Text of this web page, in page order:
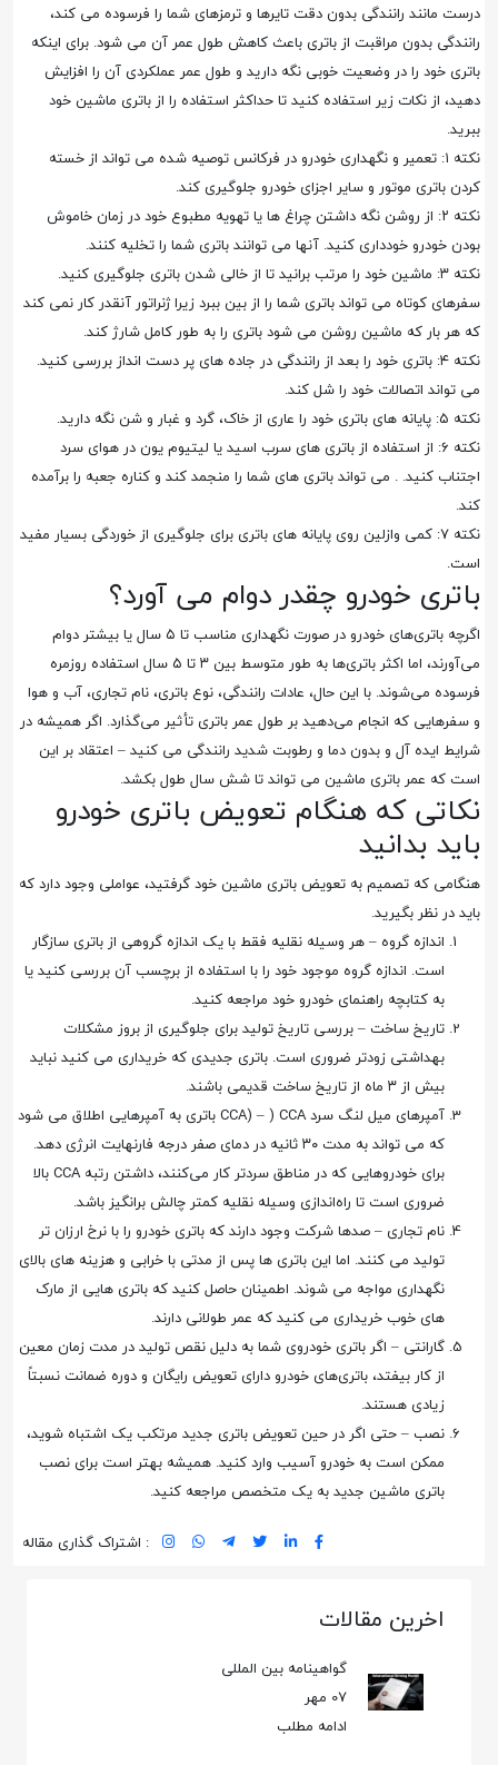
درست مانند رانندگی بدون دقت تایرها و ترمزهای شما را فرسوده می کند،
رانندگی بدون مراقبت از باتری باعث کاهش طول عمر آن می شود. برای اینکه
باتری خود را در وضعیت خوبی نگه دارید و طول عمر عملکردی آن را افزایش
دهید، از نکات زیر استفاده کنید تا حداکثر استفاده را از باتری ماشین خود
ببرید.
نکته ۱: تعمیر و نگهداری خودرو در فرکانس توصیه شده می تواند از خسته
کردن باتری موتور و سایر اجزای خودرو جلوگیری کند.
نکته ۲: از روشن نگه داشتن چراغ ها یا تهویه مطبوع خود در زمان خاموش
بودن خودرو خودداری کنید. آنها می توانند باتری شما را تخلیه کنند.
نکته ۳: ماشین خود را مرتب برانید تا از خالی شدن باتری جلوگیری کنید.
سفرهای کوتاه می تواند باتری شما را از بین ببرد زیرا ژنراتور آنقدر کار نمی کند
که هر بار که ماشین روشن می شود باتری را به طور کامل شارژ کند.
نکته ۴: باتری خود را بعد از رانندگی در جاده های پر دست انداز بررسی کنید.
می تواند اتصالات خود را شل کند.
نکته ۵: پایانه های باتری خود را عاری از خاک، گرد و غبار و شن نگه دارید.
نکته ۶: از استفاده از باتری های سرب اسید یا لیتیوم یون در هوای سرد
اجتناب کنید. . می تواند باتری های شما را منجمد کند و کناره جعبه را برآمده
کند.
نکته ۷: کمی وازلین روی پایانه های باتری برای جلوگیری از خوردگی بسیار مفید
است.
باتری خودرو چقدر دوام می آورد؟
اگرچه باتری‌های خودرو در صورت نگهداری مناسب تا ۵ سال یا بیشتر دوام
می‌آورند، اما اکثر باتری‌ها به طور متوسط بین ۳ تا ۵ سال استفاده روزمره
فرسوده می‌شوند. با این حال، عادات رانندگی، نوع باتری، نام تجاری، آب و هوا
و سفرهایی که انجام می‌دهید بر طول عمر باتری تأثیر می‌گذارد. اگر همیشه در
شرایط ایده آل و بدون دما و رطوبت شدید رانندگی می کنید – اعتقاد بر این
است که عمر باتری ماشین می تواند تا شش سال طول بکشد.
نکاتی که هنگام تعویض باتری خودرو
باید بدانید
هنگامی که تصمیم به تعویض باتری ماشین خود گرفتید، عواملی وجود دارد که
باید در نظر بگیرید.
اندازه گروه – هر وسیله نقلیه فقط با یک اندازه گروهی از باتری سازگار
است. اندازه گروه موجود خود را با استفاده از برچسب آن بررسی کنید یا
به کتابچه راهنمای خودرو خود مراجعه کنید.
تاریخ ساخت – بررسی تاریخ تولید برای جلوگیری از بروز مشکلات
بهداشتی زودتر ضروری است. باتری جدیدی که خریداری می کنید نباید
بیش از ۳ ماه از تاریخ ساخت قدیمی باشند.
آمپرهای میل لنگ سرد CCA) – ) CCA باتری به آمپرهایی اطلاق می شود
که می تواند به مدت ۳۰ ثانیه در دمای صفر درجه فارنهایت انرژی دهد.
برای خودروهایی که در مناطق سردتر کار می‌کنند، داشتن رتبه CCA بالا
ضروری است تا راه‌اندازی وسیله نقلیه کمتر چالش برانگیز باشد.
نام تجاری – صدها شرکت وجود دارند که باتری خودرو را با نرخ ارزان تر
تولید می کنند. اما این باتری ها پس از مدتی با خرابی و هزینه های بالای
نگهداری مواجه می شوند. اطمینان حاصل کنید که باتری هایی از مارک
های خوب خریداری می کنید که عمر طولانی دارند.
گارانتی – اگر باتری خودروی شما به دلیل نقص تولید در مدت زمان معین
از کار بیفتد، باتری‌های خودرو دارای تعویض رایگان و دوره ضمانت نسبتاً
زیادی هستند.
نصب – حتی اگر در حین تعویض باتری جدید مرتکب یک اشتباه شوید،
ممکن است به خودرو آسیب وارد کنید. همیشه بهتر است برای نصب
باتری ماشین جدید به یک متخصص مراجعه کنید.
: اشتراک گذاری مقاله
اخرین مقالات
گواهینامه بین المللی
07 مهر
ادامه مطلب